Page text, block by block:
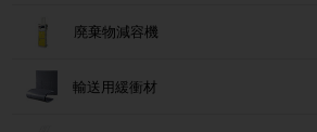
廃棄物減容機
輸送用緩衝材